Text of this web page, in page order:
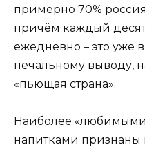
примерно 70%
причём каждый
ежедневно – это уже
печальному выводу,
«пьющая страна».
Наиболее
напитками признаны